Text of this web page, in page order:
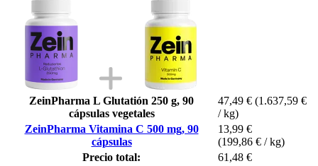
ZeinPharma L Glutatión 250 g, 90
cápsulas vegetales
47,49 € (1.637,59 €
/ kg)
ZeinPharma Vitamina C 500 mg, 90
cápsulas
13,99 €
(199,86 € / kg)
Precio total:
61,48 €